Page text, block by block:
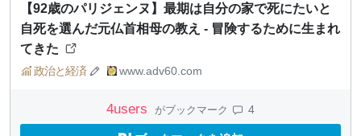
【92歳のパリジェンヌ】最期は自分の家で死にたいと
自死を選んだ元仏首相母の教え - 冒険するために生まれ
てきた
政治と経済 www.adv60.com
4users がブックマーク 4